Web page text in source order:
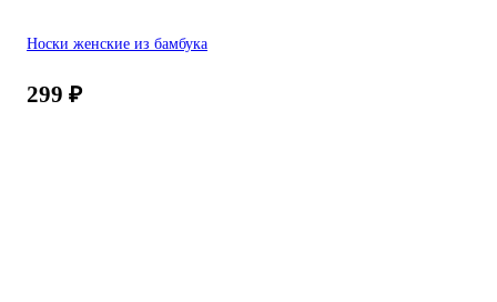
Носки женские из бамбука
299 ₽